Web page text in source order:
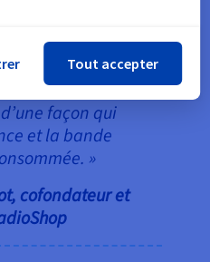
synchroniser
sur plusieurs de
dans le
façon qui
et la bande
»
cofondateur et
Tout accepter